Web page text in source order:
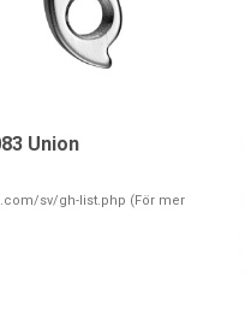
Union
sv/gh-list.php (För mer